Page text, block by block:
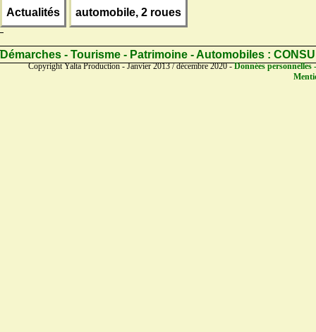
Actualités automobile, 2 roues
Démarches - Tourisme - Patrimoine - Automobiles :
Copyright Yalta Production - Janvier 2013 / décembre 2020 -Données personnelles